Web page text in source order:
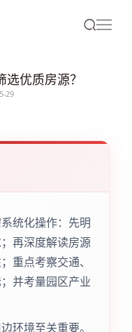
选优质房源？
29
统化操作：先明
再深度解读房源
重点考察交通、
并考量园区产业
环境至关重要。